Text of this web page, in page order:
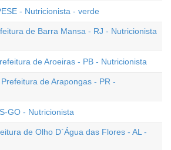
- Nutricionista - verde
de Barra Mansa - RJ - Nutricionista
de Aroeiras - PB - Nutricionista
de Arapongas - PR -
GO - Nutricionista
de Olho D`Água das Flores - AL -